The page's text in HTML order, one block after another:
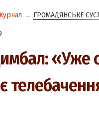
→ ГРОМАДЯНСЬКЕ
«Уже